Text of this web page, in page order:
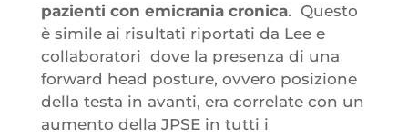
pazienti con emicrania cronica. Questo
è simile ai risultati riportati da Lee e
collaboratori dove la presenza di una
forward head posture, ovvero posizione
della testa in avanti, era correlate con un
aumento della JPSE in tutti i